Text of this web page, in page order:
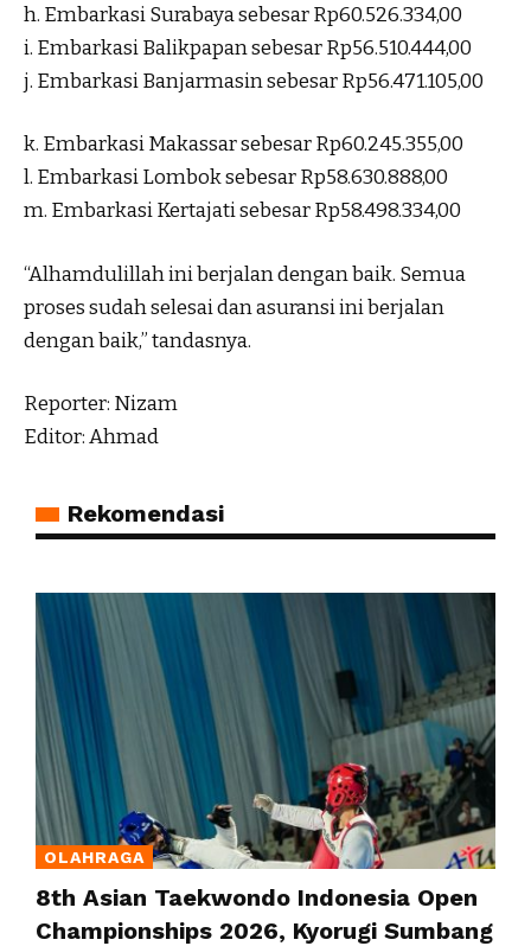
h. Embarkasi Surabaya sebesar Rp60.526.334,00
i. Embarkasi Balikpapan sebesar Rp56.510.444,00
j. Embarkasi Banjarmasin sebesar Rp56.471.105,00
k. Embarkasi Makassar sebesar Rp60.245.355,00
l. Embarkasi Lombok sebesar Rp58.630.888,00
m. Embarkasi Kertajati sebesar Rp58.498.334,00
“Alhamdulillah ini berjalan dengan baik. Semua
proses sudah selesai dan asuransi ini berjalan
dengan baik,” tandasnya.
Reporter: Nizam
Editor: Ahmad
Rekomendasi
OLAHRAGA
8th Asian Taekwondo Indonesia Open
Championships 2026, Kyorugi Sumbang